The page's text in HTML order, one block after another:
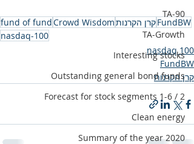
TA-90
TA-Growth
Interesting stocks
Outstanding general bond funds
Forecast for stock segments 1-6 / 2
Clean energy
Summary of the year 2020
FundBWקרן הקרנותCrowd Wisdom
fund of fund
nasdaq-100
nasdaq 100
FundBW
קרן הקרנות